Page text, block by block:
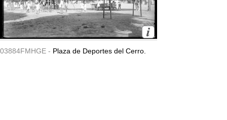
03884FMHGE - Plaza de Deportes del Cerro.